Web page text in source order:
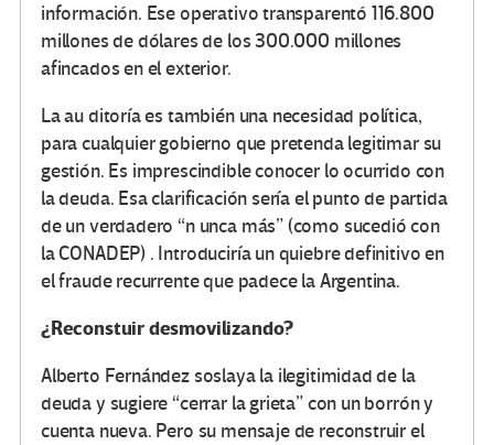
información. Ese operativo transparentó 116.800
millones de dólares de los 300.000 millones
afincados en el exterior.
La au ditoría es también una necesidad política,
para cualquier gobierno que pretenda legitimar su
gestión. Es imprescindible conocer lo ocurrido con
la deuda. Esa clarificación sería el punto de partida
de un verdadero “n unca más” (como sucedió con
la CONADEP) . Introduciría un quiebre definitivo en
el fraude recurrente que padece la Argentina.
¿Reconstuir desmovilizando?
Alberto Fernández soslaya la ilegitimidad de la
deuda y sugiere “cerrar la grieta” con un borrón y
cuenta nueva. Pero su mensaje de reconstruir el